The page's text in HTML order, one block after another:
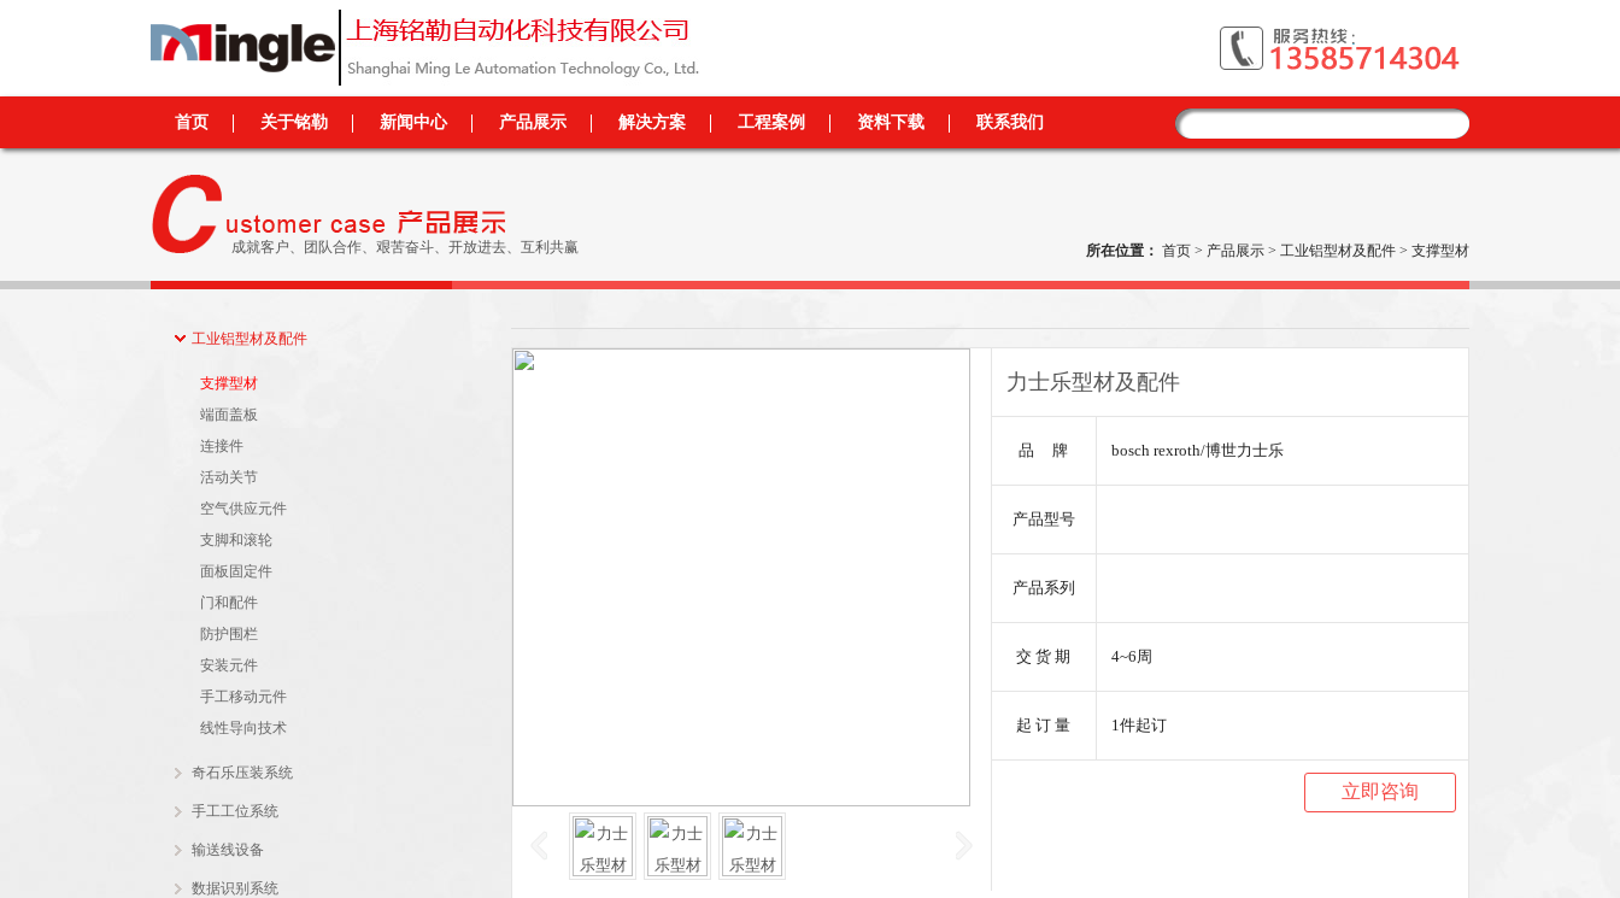
首页 关于铭勒 新闻中心 产品展示 解决方案 工程案例 资料下载 联系我们
成就客户、团队合作、艰苦奋斗、开放进去、互利共赢 所在位置： 首页 > 产品展示 > 工业铝型材及配件 > 支撑型材
工业铝型材及配件
支撑型材
端面盖板
连接件
活动关节
空气供应元件
支脚和滚轮
面板固定件
门和配件
防护围栏
安装元件
手工移动元件
线性导向技术
奇石乐压装系统
手工工位系统
输送线设备
数据识别系统
力士乐型材及配件
品 牌 bosch rexroth/博世力士乐
产品型号
产品系列
交 货 期 4~6周
起 订 量 1件起订
立即咨询